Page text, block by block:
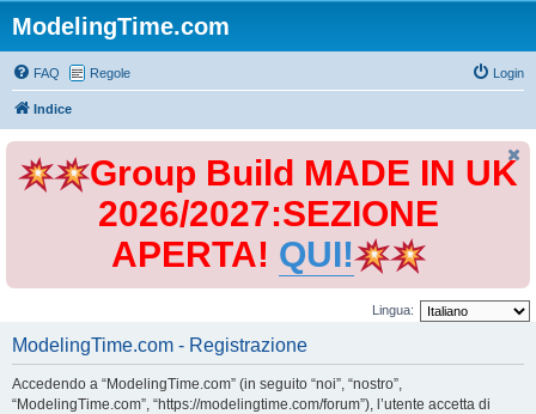
ModelingTime.com
FAQ Regole Login
Indice
Group Build MADE IN UK
2026/2027:SEZIONE
APERTA! QUI!
Lingua:
ModelingTime.com - Registrazione
Accedendo a “ModelingTime.com” (in seguito “noi”, “nostro”,
“ModelingTime.com”, “https://modelingtime.com/forum”), l’utente accetta di